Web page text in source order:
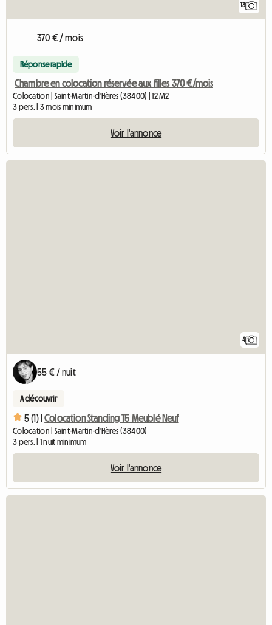
13
370 € / mois
Réponse rapide
Chambre en colocation réservée aux filles 370 €/mois
Colocation | Saint-Martin-d'Hères (38400) | 12 M2
3 pers. | 3 mois minimum
Voir l'annonce
4
55 € / nuit
A découvrir
5 (1) | Colocation Standing T5 Meublé Neuf
Colocation | Saint-Martin-d'Hères (38400)
3 pers. | 1 nuit minimum
Voir l'annonce